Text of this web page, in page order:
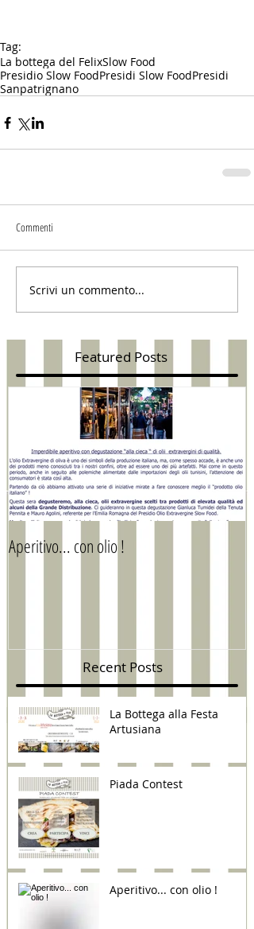
Tag:
La bottega del FelixSlow Food
Presidio Slow FoodPresidi Slow FoodPresidi
Sanpatrignano
Commenti
Scrivi un commento...
Featured Posts
Aperitivo... con olio !
Recent Posts
La Bottega alla Festa
Artusiana
Piada Contest
Aperitivo... con olio !